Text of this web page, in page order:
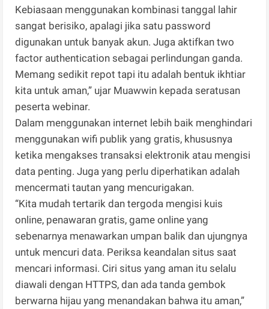
Kebiasaan menggunakan kombinasi tanggal lahir
sangat berisiko, apalagi jika satu password
digunakan untuk banyak akun. Juga aktifkan two
factor authentication sebagai perlindungan ganda.
Memang sedikit repot tapi itu adalah bentuk ikhtiar
kita untuk aman,” ujar Muawwin kepada seratusan
peserta webinar.
Dalam menggunakan internet lebih baik menghindari
menggunakan wifi publik yang gratis, khususnya
ketika mengakses transaksi elektronik atau mengisi
data penting. Juga yang perlu diperhatikan adalah
mencermati tautan yang mencurigakan.
“Kita mudah tertarik dan tergoda mengisi kuis
online, penawaran gratis, game online yang
sebenarnya menawarkan umpan balik dan ujungnya
untuk mencuri data. Periksa keandalan situs saat
mencari informasi. Ciri situs yang aman itu selalu
diawali dengan HTTPS, dan ada tanda gembok
berwarna hijau yang menandakan bahwa itu aman,”